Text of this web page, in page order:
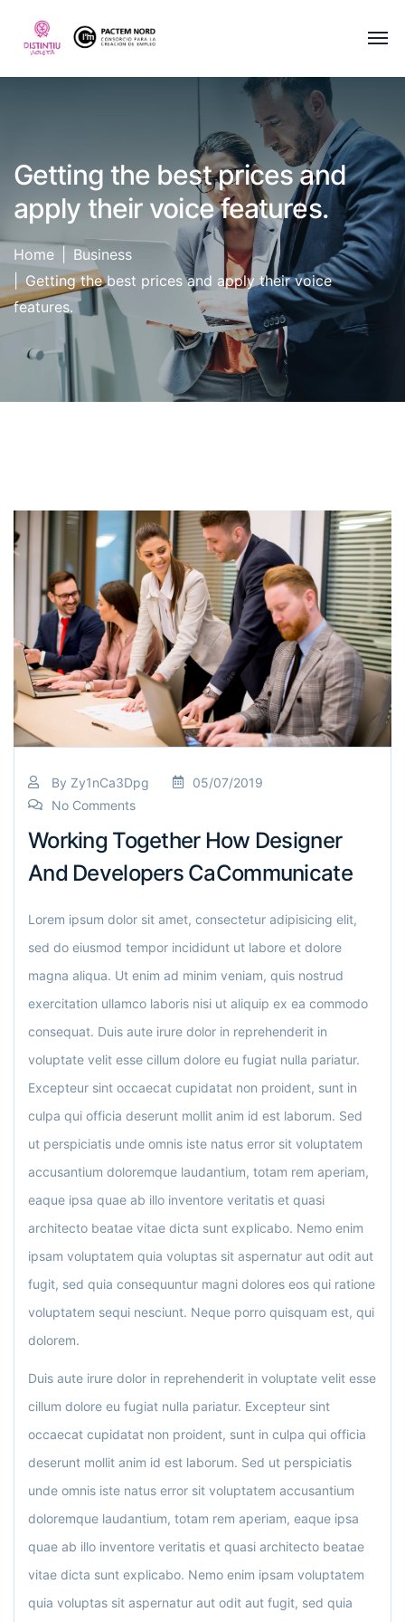
Getting the best prices and
apply their voice features.
Home
Business
Getting the best prices and apply their voice
features.
By Zy1nCa3Dpg
05/07/2019
No Comments
Working Together How Designer
And Developers CaCommunicate
Lorem ipsum dolor sit amet, consectetur adipisicing elit,
sed do eiusmod tempor incididunt ut labore et dolore
magna aliqua. Ut enim ad minim veniam, quis nostrud
exercitation ullamco laboris nisi ut aliquip ex ea commodo
consequat. Duis aute irure dolor in reprehenderit in
voluptate velit esse cillum dolore eu fugiat nulla pariatur.
Excepteur sint occaecat cupidatat non proident, sunt in
culpa qui officia deserunt mollit anim id est laborum. Sed
ut perspiciatis unde omnis iste natus error sit voluptatem
accusantium doloremque laudantium, totam rem aperiam,
eaque ipsa quae ab illo inventore veritatis et quasi
architecto beatae vitae dicta sunt explicabo. Nemo enim
ipsam voluptatem quia voluptas sit aspernatur aut odit aut
fugit, sed quia consequuntur magni dolores eos qui ratione
voluptatem sequi nesciunt. Neque porro quisquam est, qui
dolorem.
Duis aute irure dolor in reprehenderit in voluptate velit esse
cillum dolore eu fugiat nulla pariatur. Excepteur sint
occaecat cupidatat non proident, sunt in culpa qui officia
deserunt mollit anim id est laborum. Sed ut perspiciatis
unde omnis iste natus error sit voluptatem accusantium
doloremque laudantium, totam rem aperiam, eaque ipsa
quae ab illo inventore veritatis et quasi architecto beatae
vitae dicta sunt explicabo. Nemo enim ipsam voluptatem
quia voluptas sit aspernatur aut odit aut fugit, sed quia